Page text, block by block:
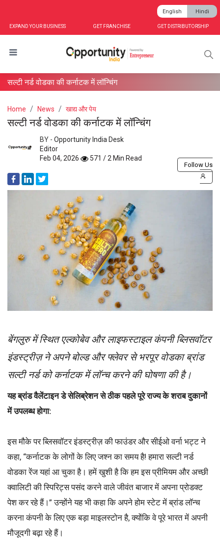
EXPAND YOUR BUSINESS GET FRANCHISE GET DISTRIBUTORSHIP
English Hindi
सल्टी नर्ड वोडका की कर्नाटक में लॉन्चिंग
Home News खाद्य और पेय
सल्टी नर्ड वोडका की कर्नाटक में लॉन्चिंग
BY - Opportunity India Desk
Editor
Feb 04, 2026
571 / 2 Min Read
Follow Us
बेंगलुरु में स्थित एल्कोबेव और लाइफस्टाइल कंपनी ब्लिसवॉटर
इंडस्ट्रीज़ ने अपने बोल्ड और फ्लेवर से भरपूर वोडका ब्रांड
सल्टी नर्ड को कर्नाटक में लॉन्च करने की घोषणा की है।
यह ब्रांड वैलेंटाइन डे सेलिब्रेशन से ठीक पहले पूरे राज्य के शराब दुकानों
में उपलब्ध होगा:
इस मौके पर ब्लिसवॉटर इंडस्ट्रीज़ की फाउंडर और सीईओ वर्ना भट्ट ने
कहा, “कर्नाटक के लोगों के लिए जश्न का समय है! हमारा सल्टी नर्ड
वोडका रेंज यहां आ चुका है। हमें खुशी है कि हम इस प्रीमियम और अच्छी
क्वालिटी की स्पिरिट्स पसंद करने वाले जीवंत बाजार में अपना प्रोडक्ट
पेश कर रहे हैं।” उन्होंने यह भी कहा कि अपने होम स्टेट में ब्रांड लॉन्च
करना कंपनी के लिए एक बड़ा माइलस्टोन है, क्योंकि वे पूरे भारत में अपनी
मौजूदगी बढ़ा रहे हैं।